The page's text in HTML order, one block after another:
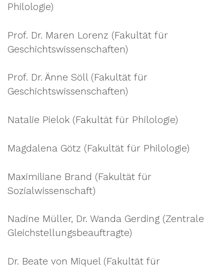
Philologie)
Prof. Dr. Maren Lorenz (Fakultät für
Geschichtswissenschaften)
Prof. Dr. Änne Söll (Fakultät für
Geschichtswissenschaften)
Natalie Pielok (Fakultät für Philologie)
Magdalena Götz (Fakultät für Philologie)
Maximiliane Brand (Fakultät für
Sozialwissenschaft)
Nadine Müller, Dr. Wanda Gerding (Zentrale
Gleichstellungsbeauftragte)
Dr. Beate von Miquel (Fakultät für